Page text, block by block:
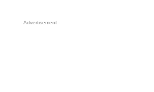
- Advertisement -